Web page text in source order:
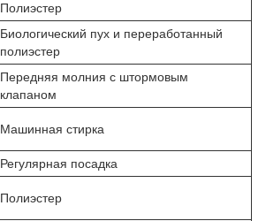
Полиэстер
Биологический пух и переработанный
полиэстер
Передняя молния с штормовым
клапаном
Машинная стирка
Регулярная посадка
Полиэстер